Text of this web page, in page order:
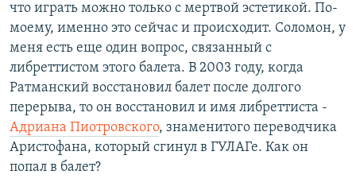
что играть можно только с мертвой эстетикой. По-
моему, именно это сейчас и происходит. Соломон, у
меня есть еще один вопрос, связанный с
либреттистом этого балета. В 2003 году, когда
Ратманский восстановил балет после долгого
перерыва, то он восстановил и имя либреттиста -
Адриана Пиотровского, знаменитого переводчика
Аристофана, который сгинул в ГУЛАГе. Как он
попал в балет?